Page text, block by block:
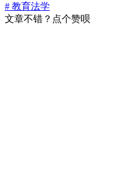
# 教育法学
文章不错？点个赞呗